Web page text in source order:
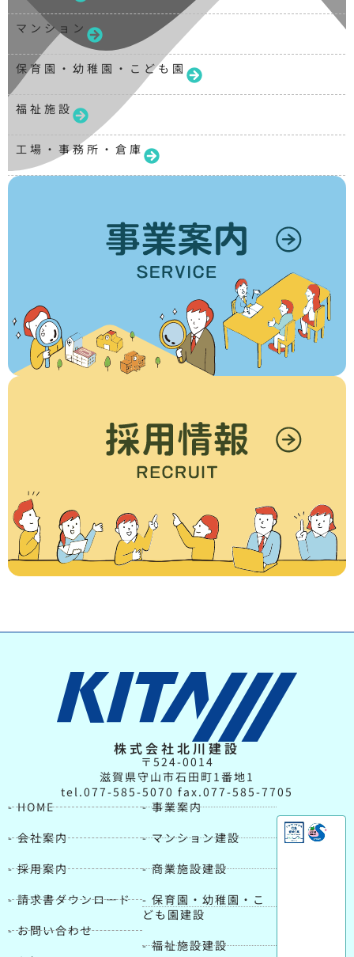
マンション
保育園・幼稚園・こども園
福祉施設
工場・事務所・倉庫
株式会社北川建設
〒524-0014
滋賀県守山市石田町1番地1
tel.077-585-5070 fax.077-585-7705
- HOME
- 会社案内
- 採用案内
- 請求書ダウンロード
- お問い合わせ
- 事業案内
- マンション建設
- 商業施設建設
- 保育園・幼稚園・こ
ども園建設
- 福祉施設建設